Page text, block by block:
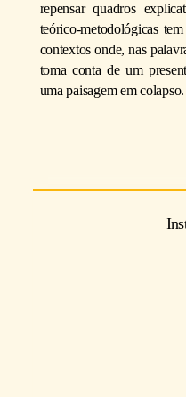
repensar quadros
teórico-metodológicas
contextos onde, nas
toma conta de um
uma paisagem em colapso.